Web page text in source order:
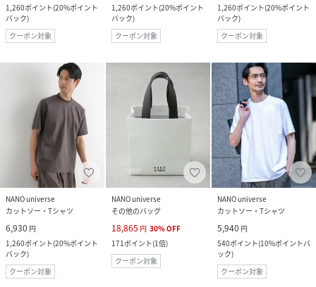
1,260ポイント(20%ポイント
バック)
クーポン対象
1,260ポイント(20%ポイント
バック)
クーポン対象
1,260ポイント(20%ポイント
バック)
クーポン対象
NANO universe
カットソー・Tシャツ
6,930 円
1,260ポイント(20%ポイント
バック)
クーポン対象
NANO universe
その他のバッグ
18,865 円 30%OFF
171ポイント(1倍)
クーポン対象
NANO universe
カットソー・Tシャツ
5,940 円
540ポイント(10%ポイントバ
ック)
クーポン対象